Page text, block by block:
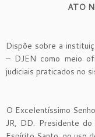
ATO
Dispõe sobre a
– DJEN como meio
judiciais praticados no
O Excelentíssimo
JR, DD. Presidente